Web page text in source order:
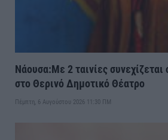
Νάουσα:Με 2 ταινίες
στο Θερινό Δημοτικό Θέατρο
Πέμπτη, 6 Αυγούστου 2026 11:30 ΠΜ